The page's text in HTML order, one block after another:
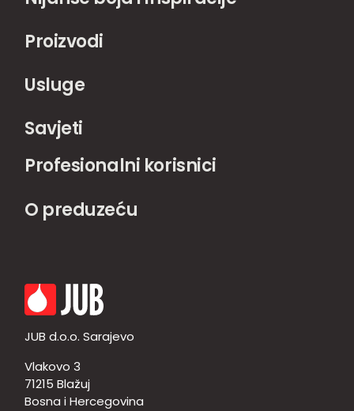
Proizvodi
Usluge
Savjeti
Profesionalni korisnici
O preduzeću
JUB d.o.o. Sarajevo
Vlakovo 3
71215 Blažuj
Bosna i Hercegovina